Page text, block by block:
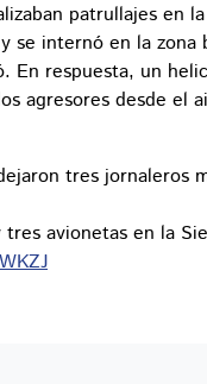
patrullajes en
y se internó en la zona
En respuesta, un
agresores desde el
tres jornaleros
avionetas en la